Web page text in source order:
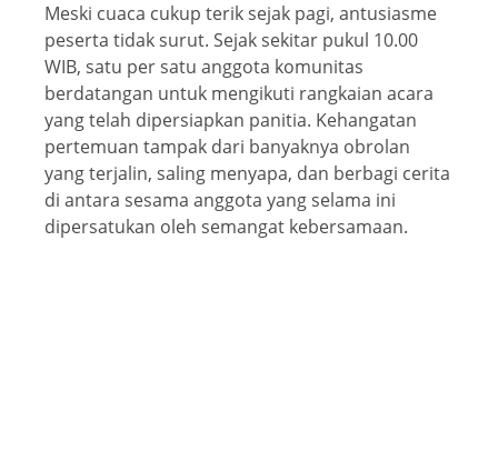
Meski cuaca cukup terik sejak pagi, antusiasme
peserta tidak surut. Sejak sekitar pukul 10.00
WIB, satu per satu anggota komunitas
berdatangan untuk mengikuti rangkaian acara
yang telah dipersiapkan panitia. Kehangatan
pertemuan tampak dari banyaknya obrolan
yang terjalin, saling menyapa, dan berbagi cerita
di antara sesama anggota yang selama ini
dipersatukan oleh semangat kebersamaan.